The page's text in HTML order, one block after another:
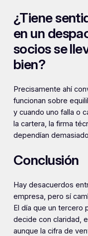
¿Tiene
en un
socios se
bien?
Precisamente ahí
funcionan sobre
y cuando uno falla o
la cartera, la firma
dependían
Conclusión
Hay desacuerdos
empresa, pero sí
El día que un tercero
decide con claridad,
aunque la cifra de